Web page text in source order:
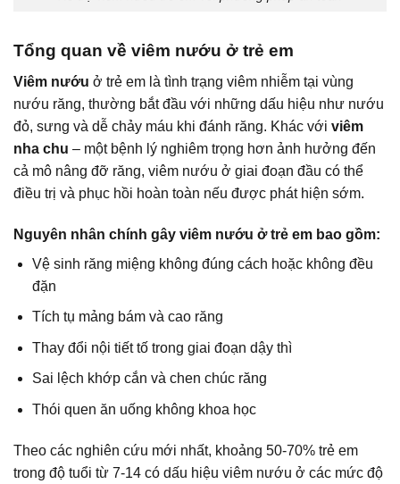
Tổng quan về viêm nướu ở trẻ em
Viêm nướu ở trẻ em là tình trạng viêm nhiễm tại vùng
nướu răng, thường bắt đầu với những dấu hiệu như nướu
đỏ, sưng và dễ chảy máu khi đánh răng. Khác với viêm
nha chu – một bệnh lý nghiêm trọng hơn ảnh hưởng đến
cả mô nâng đỡ răng, viêm nướu ở giai đoạn đầu có thể
điều trị và phục hồi hoàn toàn nếu được phát hiện sớm.
Nguyên nhân chính gây viêm nướu ở trẻ em bao gồm:
Vệ sinh răng miệng không đúng cách hoặc không đều
đặn
Tích tụ mảng bám và cao răng
Thay đổi nội tiết tố trong giai đoạn dậy thì
Sai lệch khớp cắn và chen chúc răng
Thói quen ăn uống không khoa học
Theo các nghiên cứu mới nhất, khoảng 50-70% trẻ em
trong độ tuổi từ 7-14 có dấu hiệu viêm nướu ở các mức độ